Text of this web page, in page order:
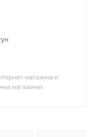
магазина и
магазинах